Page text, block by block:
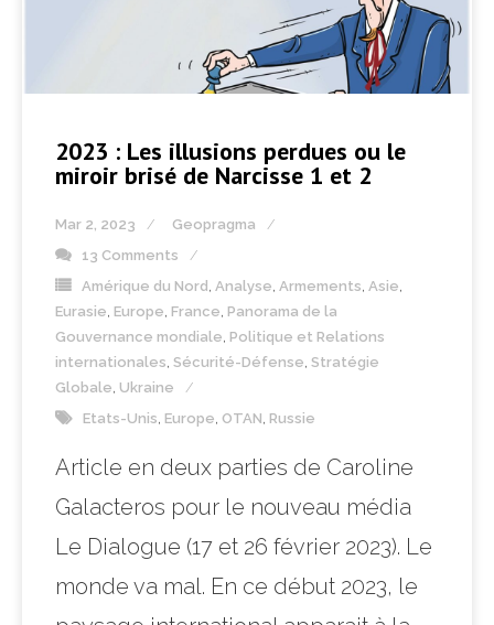
2023 : Les illusions perdues ou le
miroir brisé de Narcisse 1 et 2
Mar 2, 2023
Geopragma
13 Comments
Amérique du Nord Analyse Armements Asie
Eurasie Europe France Panorama de la
Gouvernance mondiale Politique et Relations
internationales Sécurité-Défense Stratégie
Globale Ukraine
Etats-Unis Europe OTAN Russie
Article en deux parties de Caroline
Galacteros pour le nouveau média
Le Dialogue (17 et 26 février 2023). Le
monde va mal. En ce début 2023, le